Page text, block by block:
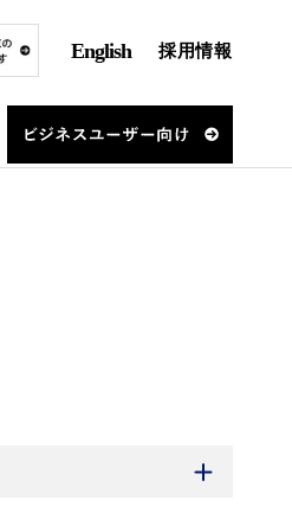
English 採用情報